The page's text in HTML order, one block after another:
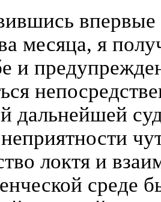
месяца, я
и
дальнейшей
локтя и
среде